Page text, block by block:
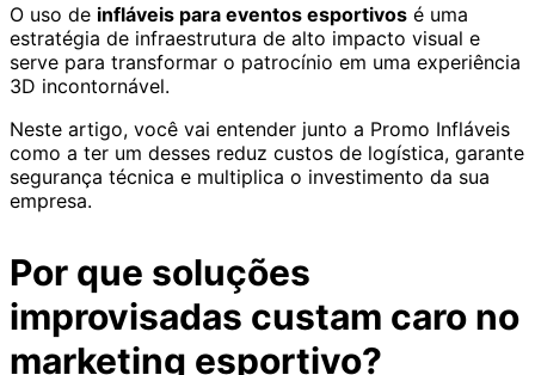
O uso de infláveis para eventos esportivos é uma
estratégia de infraestrutura de alto impacto visual e
serve para transformar o patrocínio em uma experiência
3D incontornável.
Neste artigo, você vai entender junto a Promo Infláveis
como a ter um desses reduz custos de logística, garante
segurança técnica e multiplica o investimento da sua
empresa.
Por que soluções
improvisadas custam caro no
marketing esportivo?